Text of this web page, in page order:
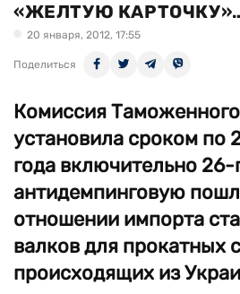
«ЖЕЛТУЮ
20 января, 2012, 17:55
Поделиться
Комиссия
установила сроком по
года включительно
антидемпинговую
отношении импорта
валков для прокатных
происходящих из